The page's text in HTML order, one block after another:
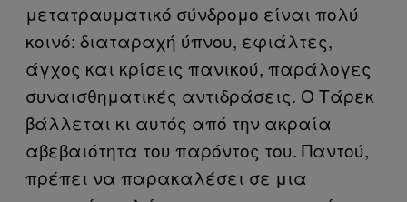
μετατραυματικό σύνδρομο είναι πολύ
κοινό: διαταραχή ύπνου, εφιάλτες,
άγχος και κρίσεις πανικού, παράλογες
συναισθηματικές αντιδράσεις. Ο Τάρεκ
βάλλεται κι αυτός από την ακραία
αβεβαιότητα του παρόντος του. Παντού,
πρέπει να παρακαλέσει σε μια